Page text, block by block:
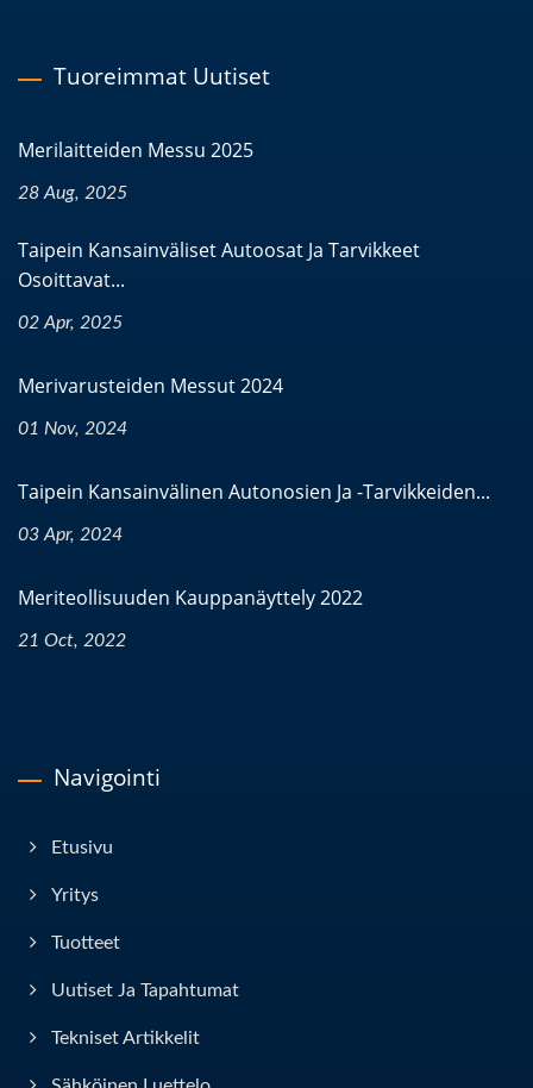
Tuoreimmat Uutiset
Merilaitteiden Messu 2025
28 Aug, 2025
Taipein Kansainväliset Autoosat Ja Tarvikkeet
Osoittavat...
02 Apr, 2025
Merivarusteiden Messut 2024
01 Nov, 2024
Taipein Kansainvälinen Autonosien Ja -tarvikkeiden...
03 Apr, 2024
Meriteollisuuden Kauppanäyttely 2022
21 Oct, 2022
Navigointi
Etusivu
Yritys
Tuotteet
Uutiset Ja Tapahtumat
Tekniset Artikkelit